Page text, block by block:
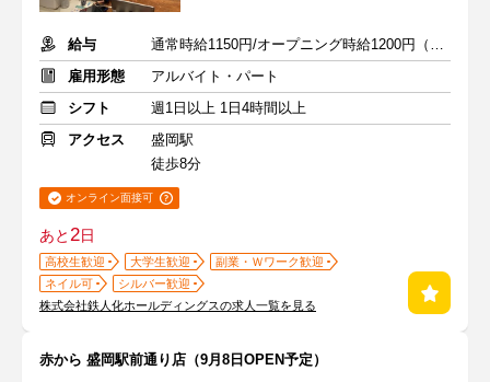
給与
通常時給1150円/オープニング時給1200円（2026年12月31日まで）
雇用形態
アルバイト・パート
シフト
週1日以上 1日4時間以上
アクセス
盛岡駅
徒歩8分
オンライン面接可
あと2日
高校生歓迎 大学生歓迎
副業・Ｗワーク歓迎
ネイル可
シルバー歓迎
株式会社鉄人化ホールディングスの求人一覧を見る
赤から 盛岡駅前通り店（9月8日OPEN予定）